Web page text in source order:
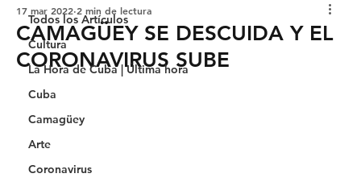
Todos los Artículos
Cultura
La Hora de Cuba | Última hora
Cuba
Camagüey
Arte
Coronavirus
CAMAGÜEY SE DESCUIDA Y EL
CORONAVIRUS SUBE
17 mar 2022 2 min de lectura